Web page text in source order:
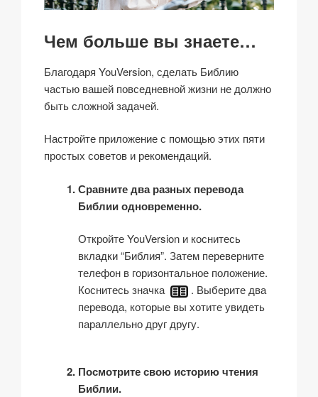
Чем больше вы знаете…
Благодаря YouVersion, сделать Библию
частью вашей повседневной жизни не должно
быть сложной задачей.
Настройте приложение с помощью этих пяти
простых советов и рекомендаций.
Сравните два разных перевода
Библии одновременно.
Откройте YouVersion и коснитесь
вкладки “Библия”. Затем переверните
телефон в горизонтальное положение.
Коснитесь значка
. Выберите два
перевода, которые вы хотите увидеть
параллельно друг другу.
Посмотрите свою историю чтения
Библии.